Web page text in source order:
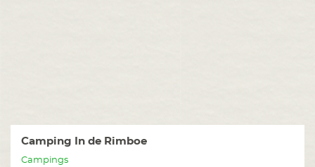
Camping In de Rimboe
Campings